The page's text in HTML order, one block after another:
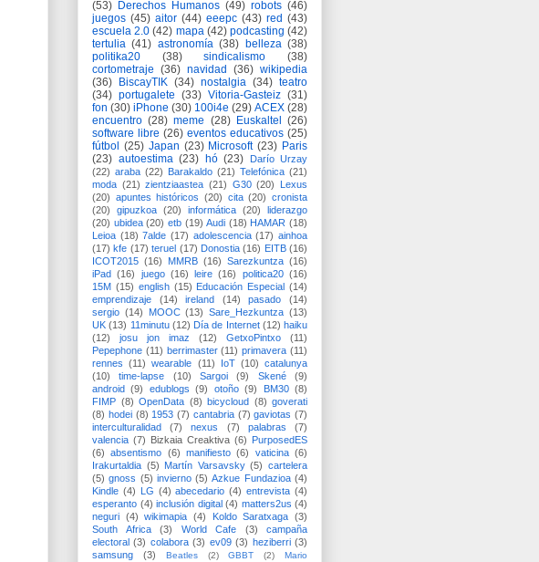
(53) Derechos Humanos (49) robots (46)
juegos (45) aitor (44) eeepc (43) red (43)
escuela 2.0 (42) mapa (42) podcasting (42)
tertulia (41) astronomía (38) belleza (38)
politika20
(38) sindicalismo
(38)
cortometraje (36) navidad (36) wikipedia
(36)
BiscayTIK (34) nostalgia (34) teatro
(34) portugalete (33) Vitoria-Gasteiz (31)
fon (30) iPhone (30) 100i4e (29) ACEX (28)
encuentro (28) meme (28) Euskaltel
(26)
software libre (26) eventos educativos (25)
fútbol (25) Japan (23) Microsoft (23) Paris
(23) autoestima (23) hó (23)
Darío Urzay
(22) araba (22) Barakaldo (21) Telefónica (21)
moda (21) zientziaastea (21) G30 (20)
Lexus
(20) apuntes históricos (20) cita (20) cronista
(20)
gipuzkoa (20) informática (20)
liderazgo
(20) ubidea (20) etb (19) Audi (18) HAMAR (18)
Leioa (18) 7alde (17) adolescencia (17) ainhoa
(17) kfe (17) teruel (17) Donostia (16) EITB (16)
ICOT2015 (16) MMRB (16) Sarezkuntza (16)
iPad (16) juego (16) leire (16) politica20 (16)
15M (15) english (15) Educación Especial (14)
emprendizaje
(14) ireland (14) pasado
(14)
sergio (14) MOOC (13) Sare_Hezkuntza (13)
UK (13) 11minutu (12) Día de Internet (12) haiku
(12)
josu jon imaz (12) GetxoPintxo
(11)
Pepephone (11) berrimaster (11) primavera (11)
rennes (11) wearable (11) IoT (10) catalunya
(10)
time-lapse (10) Sargoi (9) Skené
(9)
android (9) edublogs (9) otoño (9) BM30 (8)
FIMP (8) OpenData (8) bicycloud (8) goverati
(8) hodei (8) 1953 (7) cantabria (7) gaviotas (7)
interculturalidad
(7) nexus (7) palabras
(7)
valencia (7) Bizkaia Creaktiva (6) PurposedES
(6)
absentismo (6) manifiesto (6) vaticina (6)
Irakurtaldia (5) Martín Varsavsky (5) cartelera
(5) gnoss (5) invierno (5) Azkue Fundazioa (4)
Kindle (4) LG (4) abecedario (4) entrevista (4)
esperanto (4) inclusión digital (4) matters2us (4)
neguri (4) wikimapia (4) Koldo Saratxaga (3)
South Africa
(3) World Cafe (3)
campaña
electoral (3) colabora (3) ev09 (3) heziberri (3)
samsung
(3) Beatles (2) GBBT (2)
Mario